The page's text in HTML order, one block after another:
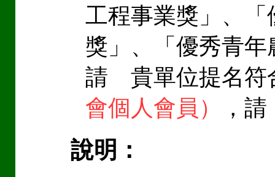
工程事業獎」、
獎」、「優秀青
請 貴單位提名符
會個人會員）
，
說明：